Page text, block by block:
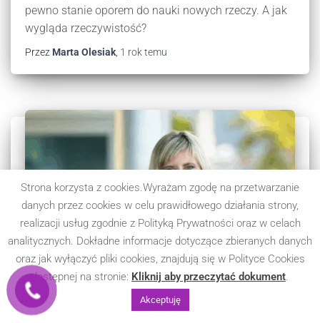
pewno stanie oporem do nauki nowych rzeczy. A jak
wygląda rzeczywistość?
Przez Marta Olesiak 1 roktemu
Strona korzysta z cookies.Wyrażam zgodę na przetwarzanie
danych przez cookies w celu prawidłowego działania strony,
realizacji usług zgodnie z Polityką Prywatności oraz w celach
analitycznych. Dokładne informacje dotyczące zbieranych danych
oraz jak wyłączyć pliki cookies, znajdują się w Polityce Cookies
dostępnej na stronie: Kliknij aby przeczytać dokument.
Akceptuję